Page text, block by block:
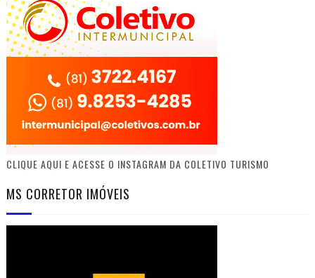
CLIQUE AQUI E ACESSE O INSTAGRAM DA COLETIVO TURISMO
MS CORRETOR IMÓVEIS